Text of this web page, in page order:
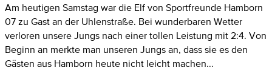
Am heutigen Samstag war die Elf von Sportfreunde Hamborn
07 zu Gast an der Uhlenstraße. Bei wunderbaren Wetter
verloren unsere Jungs nach einer tollen Leistung mit 2:4. Von
Beginn an merkte man unseren Jungs an, dass sie es den
Gästen aus Hamborn heute nicht leicht machen...